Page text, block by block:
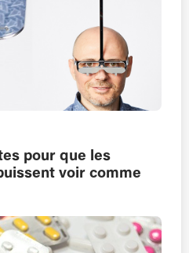
pour que les
voir comme